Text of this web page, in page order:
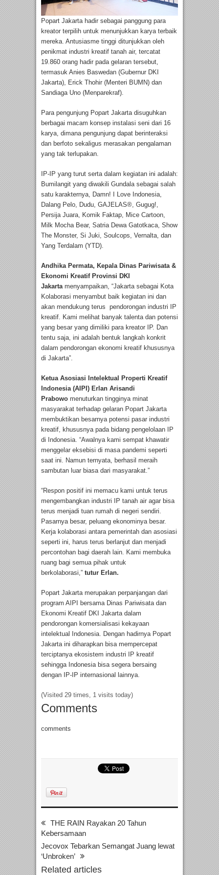
Popart Jakarta hadir sebagai panggung para
kreator terpilih untuk menunjukkan karya terbaik
mereka. Antusiasme tinggi ditunjukkan oleh
penikmat industri kreatif tanah air, tercatat
19.860 orang hadir pada gelaran tersebut,
termasuk Anies Baswedan (Gubernur DKI
Jakarta), Erick Thohir (Menteri BUMN) dan
Sandiaga Uno (Menparekraf).
Para pengunjung Popart Jakarta disuguhkan
berbagai macam konsep instalasi seni dari 16
karya, dimana pengunjung dapat berinteraksi
dan berfoto sekaligus merasakan pengalaman
yang tak terlupakan.
IP-IP yang turut serta dalam kegiatan ini adalah:
Bumilangit yang diwakili Gundala sebagai salah
satu karakternya, Damn! I Love Indonesia,
Dalang Pelo, Dudu, GAJELAS®, Gugug!,
Persija Juara, Komik Faktap, Mice Cartoon,
Milk Mocha Bear, Satria Dewa Gatotkaca, Show
The Monster, Si Juki, Soulcops, Vernalta, dan
Yang Terdalam (YTD).
Andhika Permata, Kepala Dinas Pariwisata &
Ekonomi Kreatif Provinsi DKI
Jakarta menyampaikan, “Jakarta sebagai Kota
Kolaborasi menyambut baik kegiatan ini dan
akan mendukung terus pendorongan industri IP
kreatif. Kami melihat banyak talenta dan potensi
yang besar yang dimiliki para kreator IP. Dan
tentu saja, ini adalah bentuk langkah konkrit
dalam pendorongan ekonomi kreatif khususnya
di Jakarta”.
Ketua Asosiasi Intelektual Properti Kreatif
Indonesia (AIPI) Erlan Arisandi
Prabowo menuturkan tingginya minat
masyarakat terhadap gelaran Popart Jakarta
membuktikan besarnya potensi pasar industri
kreatif, khususnya pada bidang pengelolaan IP
di Indonesia. “Awalnya kami sempat khawatir
menggelar eksebisi di masa pandemi seperti
saat ini. Namun ternyata, berhasil meraih
sambutan luar biasa dari masyarakat.”
“Respon positif ini memacu kami untuk terus
mengembangkan industri IP tanah air agar bisa
terus menjadi tuan rumah di negeri sendiri.
Pasarnya besar, peluang ekonominya besar.
Kerja kolaborasi antara pemerintah dan asosiasi
seperti ini, harus terus berlanjut dan menjadi
percontohan bagi daerah lain. Kami membuka
ruang bagi semua pihak untuk
berkolaborasi,” tutur Erlan.
Popart Jakarta merupakan perpanjangan dari
program AIPI bersama Dinas Pariwisata dan
Ekonomi Kreatif DKI Jakarta dalam
pendorongan komersialisasi kekayaan
intelektual Indonesia. Dengan hadirnya Popart
Jakarta ini diharapkan bisa mempercepat
terciptanya ekosistem industri IP kreatif
sehingga Indonesia bisa segera bersaing
dengan IP-IP internasional lainnya.
(Visited 29 times, 1 visits today)
Comments
comments
THE RAIN Rayakan 20 Tahun
Kebersamaan
Jecovox Tebarkan Semangat Juang lewat
‘Unbroken’
Related articles